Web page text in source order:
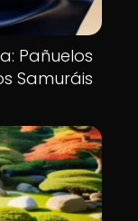
Pañuelos
Samuráis